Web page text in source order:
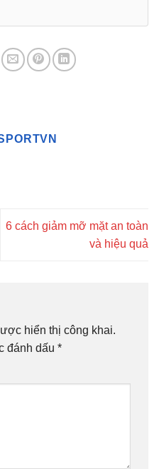
6 cách giảm mỡ mặt an toàn
và hiệu quả
hiển thị công khai.
đánh dấu *